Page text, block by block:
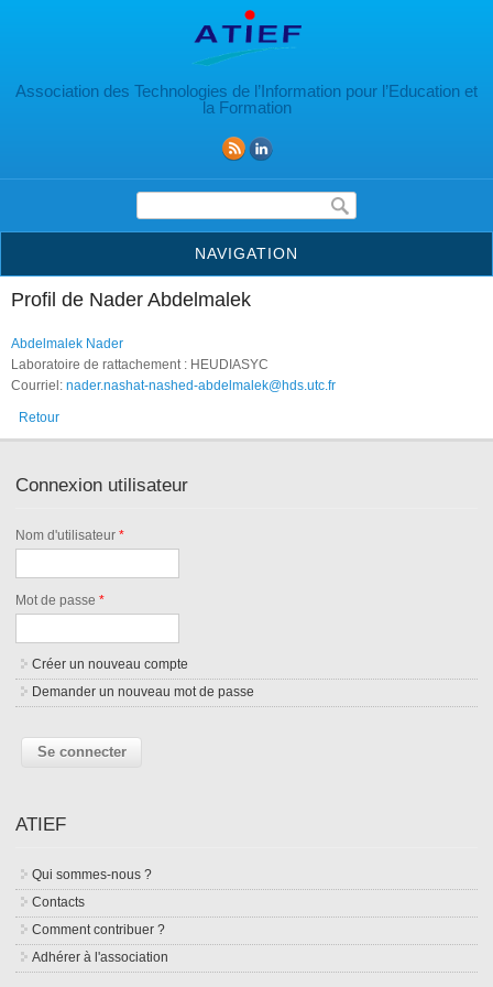
Association des Technologies de l’Information pour l’Education et
la Formation
Formulaire de recherche
NAVIGATION
Profil de Nader Abdelmalek
Abdelmalek Nader
Laboratoire de rattachement : HEUDIASYC
Courriel: nader.nashat-nashed-abdelmalek@hds.utc.fr
Retour
Connexion utilisateur
Nom d'utilisateur*
Mot de passe*
Créer un nouveau compte
Demander un nouveau mot de passe
ATIEF
Qui sommes-nous ?
Contacts
Comment contribuer ?
Adhérer à l'association